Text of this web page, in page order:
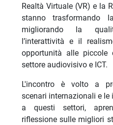
Realtà Virtuale (VR) e la
stanno trasformando
migliorando la
l’interattività e il
opportunità alle piccole
settore audiovisivo e ICT.
L'incontro è volto a
scenari internazionali e
a questi settori,
riflessione sulle migliori